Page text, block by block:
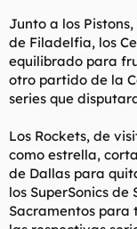
Junto a los
de Filadelfia, los
equilibrado para
otro partido de la
series que
Los Rockets, de
como estrella,
de Dallas para
los SuperSonics
Sacramentos para